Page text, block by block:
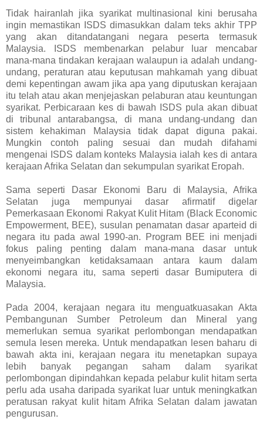
Tidak hairanlah jika syarikat multinasional kini berusaha
ingin memastikan ISDS dimasukkan dalam teks akhir TPP
yang akan ditandatangani negara peserta termasuk
Malaysia. ISDS membenarkan pelabur luar mencabar
mana-mana tindakan kerajaan walaupun ia adalah undang-
undang, peraturan atau keputusan mahkamah yang dibuat
demi kepentingan awam jika apa yang diputuskan kerajaan
itu telah atau akan menjejaskan pelaburan atau keuntungan
syarikat. Perbicaraan kes di bawah ISDS pula akan dibuat
di tribunal antarabangsa, di mana undang-undang dan
sistem kehakiman Malaysia tidak dapat diguna pakai.
Mungkin contoh paling sesuai dan mudah difahami
mengenai ISDS dalam konteks Malaysia ialah kes di antara
kerajaan Afrika Selatan dan sekumpulan syarikat Eropah.
Sama seperti Dasar Ekonomi Baru di Malaysia, Afrika
Selatan juga mempunyai dasar afirmatif digelar
Pemerkasaan Ekonomi Rakyat Kulit Hitam (Black Economic
Empowerment, BEE), susulan penamatan dasar aparteid di
negara itu pada awal 1990-an. Program BEE ini menjadi
fokus paling penting dalam mana-mana dasar untuk
menyeimbangkan ketidaksamaan antara kaum dalam
ekonomi negara itu, sama seperti dasar Bumiputera di
Malaysia.
Pada 2004, kerajaan negara itu menguatkuasakan Akta
Pembangunan Sumber Petroleum dan Mineral yang
memerlukan semua syarikat perlombongan mendapatkan
semula lesen mereka. Untuk mendapatkan lesen baharu di
bawah akta ini, kerajaan negara itu menetapkan supaya
lebih banyak pegangan saham dalam syarikat
perlombongan dipindahkan kepada pelabur kulit hitam serta
perlu ada usaha daripada syarikat luar untuk meningkatkan
peratusan rakyat kulit hitam Afrika Selatan dalam jawatan
pengurusan.